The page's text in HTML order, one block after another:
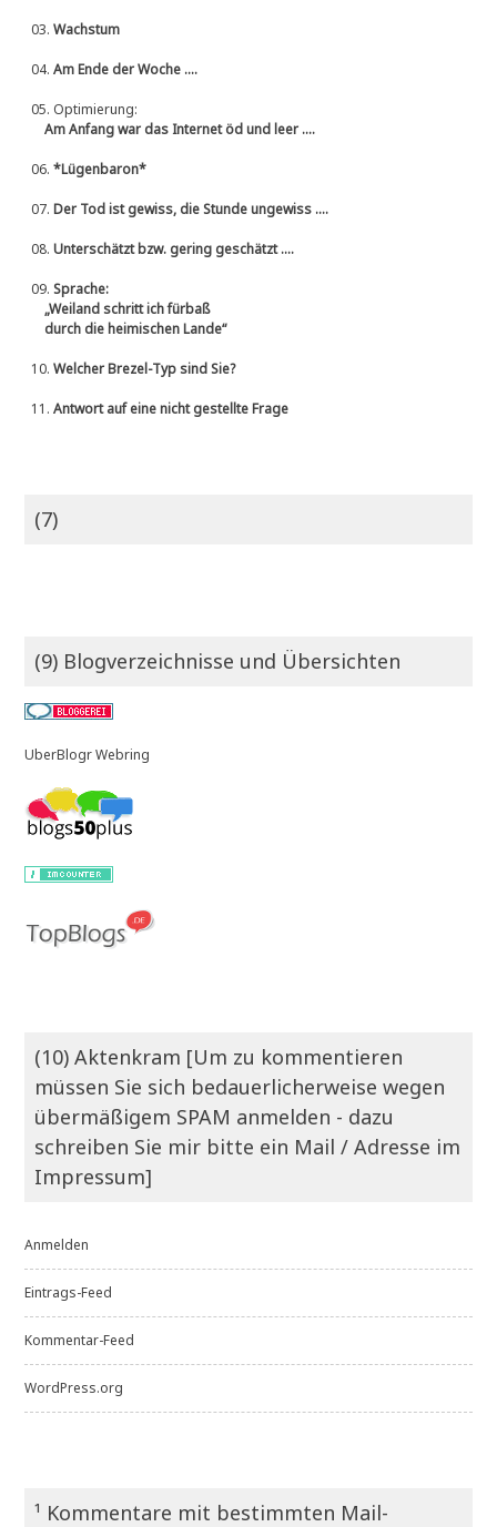
03.Wachstum
04.Am Ende der Woche ....
05. Optimierung:
Am Anfang war das Internet öd und leer ....
06.*Lügenbaron*
07.Der Tod ist gewiss, die Stunde ungewiss ....
08.Unterschätzt bzw. gering geschätzt ....
09.Sprache:
„Weiland schritt ich fürbaß
durch die heimischen Lande“
10.Welcher Brezel-Typ sind Sie?
11.Antwort auf eine nicht gestellte Frage
(7)
(9) Blogverzeichnisse und Übersichten
UberBlogr Webring
(10) Aktenkram [Um zu kommentieren
müssen Sie sich bedauerlicherweise wegen
übermäßigem SPAM anmelden - dazu
schreiben Sie mir bitte ein Mail / Adresse im
Impressum]
Anmelden
Eintrags-Feed
Kommentar-Feed
WordPress.org
¹ Kommentare mit bestimmten Mail-